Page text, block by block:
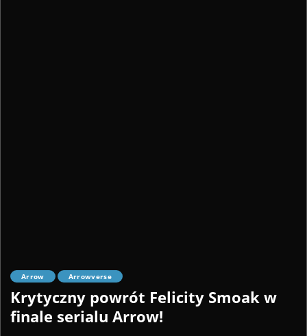
Arrow Arrowverse
Krytyczny powrót Felicity Smoak w
finale serialu Arrow!